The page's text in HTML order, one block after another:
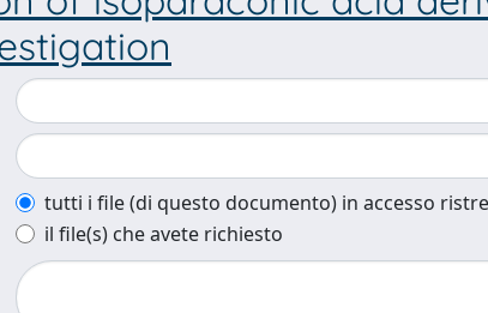
tutti i file (di questo documento) in accesso
il file(s) che avete richiesto